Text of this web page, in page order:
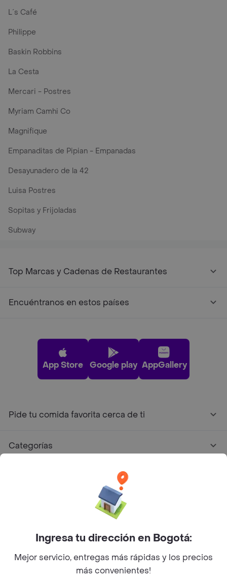
L´s Café
Philippe
Baskin Robbins
La Cesta
Mercari - Postres
Myriam Camhi Co
Magnifique
Empanaditas de Pipian - Empanadas
Desayunadero de la 42
Luisa Postres
Sopitas y Frijoladas
Subway
Top Marcas y Cadenas de Restaurantes
Encuéntranos en estos países
App Store Google play AppGallery
Pide tu comida favorita cerca de ti
Categorías
Facebook
Twitter
Instagram
©2026Rappi Inc. All rights reserved.
Ingresa tu dirección en Bogotá:
Mejor servicio, entregas más rápidas y los precios
más convenientes!